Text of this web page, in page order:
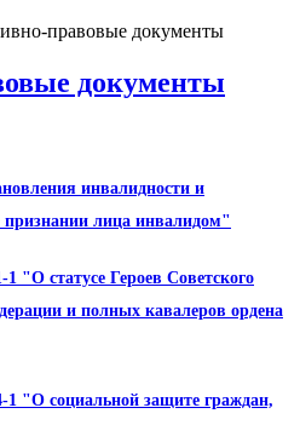
правовые документы
документы
инвалидности и
признании лица инвалидом"
"О статусе Героев Советского
и полных кавалеров ордена
"О социальной защите граждан,